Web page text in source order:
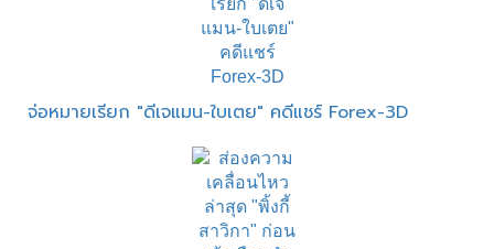
จ่อหมายเรียก "ดีเจแมน-ใบเตย" คดีแชร์ Forex-3D